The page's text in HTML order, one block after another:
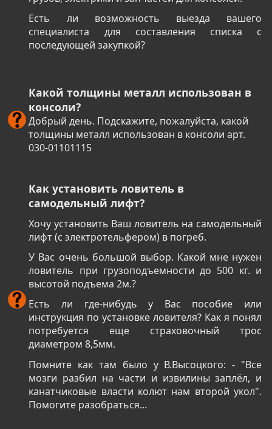
Есть ли возможность выезда вашего
специалиста для составления списка с
последующей закупкой?
Какой толщины металл использован в
консоли?
Добрый день. Подскажите, пожалуйста, какой
толщины металл использован в консоли арт.
030-01101115
Как установить ловитель в
самодельный лифт?
Хочу установить Ваш ловитель на самодельный
лифт (с электротельфером) в погреб.
У Вас очень большой выбор. Какой мне нужен
ловитель при грузоподъемности до 500 кг. и
высотой подъема 2м.?
Есть ли где-нибудь у Вас пособие или
инструкция по установке ловителя? Как я понял
потребуется еще страховочный трос
диаметром 8,5мм.
Помните как там было у В.Высоцкого: - "Все
мозги разбил на части и извилины заплёл, и
канатчиковые власти колют нам второй укол".
Помогите разобраться...